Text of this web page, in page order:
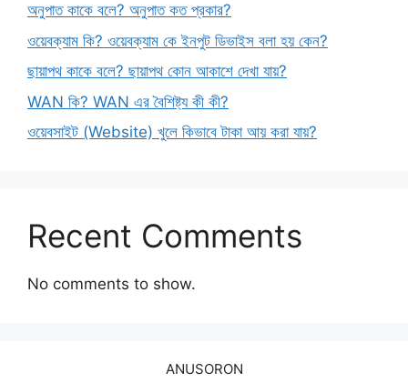
অনুপাত কাকে বলে? অনুপাত কত প্রকার?
ওয়েবক্যাম কি? ওয়েবক্যাম কে ইনপুট ডিভাইস বলা হয় কেন?
ছায়াপথ কাকে বলে? ছায়াপথ কোন আকাশে দেখা যায়?
WAN কি? WAN এর বৈশিষ্ট্য কী কী?
ওয়েবসাইট (Website) খুলে কিভাবে টাকা আয় করা যায়?
Recent Comments
No comments to show.
ANUSORON